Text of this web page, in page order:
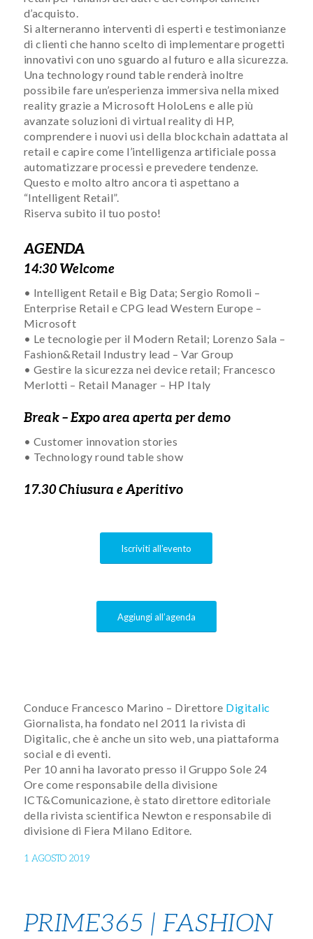
d’acquisto.
Si alterneranno interventi di esperti e testimonianze
di clienti che hanno scelto di implementare progetti
innovativi con uno sguardo al futuro e alla sicurezza.
Una technology round table renderà inoltre
possibile fare un’esperienza immersiva nella mixed
reality grazie a Microsoft HoloLens e alle più
avanzate soluzioni di virtual reality di HP,
comprendere i nuovi usi della blockchain adattata al
retail e capire come l’intelligenza artificiale possa
automatizzare processi e prevedere tendenze.
Questo e molto altro ancora ti aspettano a
“Intelligent Retail”.
Riserva subito il tuo posto!
AGENDA
14:30 Welcome
• Intelligent Retail e Big Data; Sergio Romoli –
Enterprise Retail e CPG lead Western Europe –
Microsoft
• Le tecnologie per il Modern Retail; Lorenzo Sala –
Fashion&Retail Industry lead – Var Group
• Gestire la sicurezza nei device retail; Francesco
Merlotti – Retail Manager – HP Italy
Break – Expo area aperta per demo
• Customer innovation stories
• Technology round table show
17.30 Chiusura e Aperitivo
Iscriviti all’evento
Aggiungi all’agenda
Conduce Francesco Marino – Direttore Digitalic
Giornalista, ha fondato nel 2011 la rivista di
Digitalic, che è anche un sito web, una piattaforma
social e di eventi.
Per 10 anni ha lavorato presso il Gruppo Sole 24
Ore come responsabile della divisione
ICT&Comunicazione, è stato direttore editoriale
della rivista scientifica Newton e responsabile di
divisione di Fiera Milano Editore.
1 AGOSTO 2019
PRIME365 | FASHION